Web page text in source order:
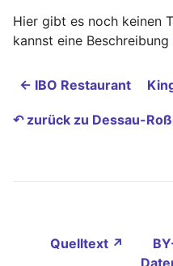
Hier gibt es noch keinen
kannst eine Beschreibung
← IBO Restaurant
↶ zurück zu Dessau-
Quelltext ↗